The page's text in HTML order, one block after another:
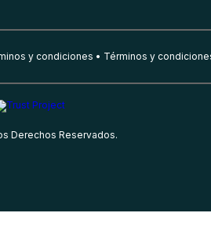
y condiciones Términos y
Derechos Reservados.